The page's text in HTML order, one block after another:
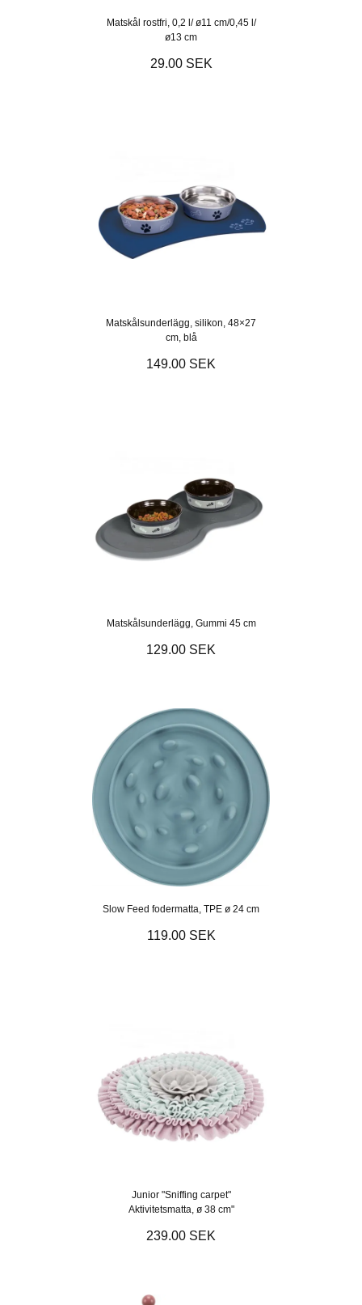
Matskål rostfri, 0,2 l/ ø11 cm/0,45 l/
ø13 cm
29.00 SEK
Matskålsunderlägg, silikon, 48×27
cm, blå
149.00 SEK
Matskålsunderlägg, Gummi 45 cm
129.00 SEK
Slow Feed fodermatta, TPE ø 24 cm
119.00 SEK
Junior "Sniffing carpet"
Aktivitetsmatta, ø 38 cm"
239.00 SEK